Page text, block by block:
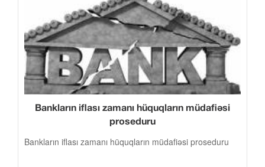
Bankların iflası zamanı hüquqların müdafiəsi
proseduru
Bankların iflası zamanı hüquqların müdafiəsi proseduru